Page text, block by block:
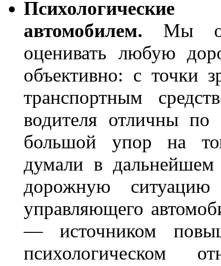
автомобилем. Мы
оценивать любую
объективно: с точки
транспортным
водителя отличны по
большой упор на
думали в дальнейшем
дорожную
управляющего
— источником
психологическом